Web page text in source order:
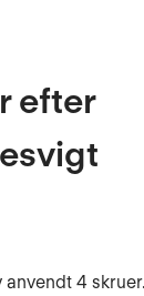
efter
4